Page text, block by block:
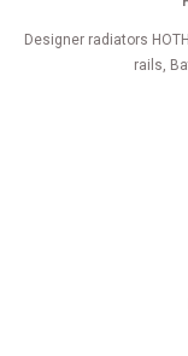
Designer radiators
rails,